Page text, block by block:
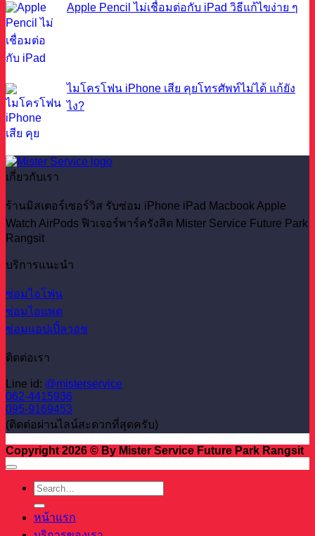
Apple Pencil ไม่เชื่อมต่อกับ iPad วิธีแก้ไขง่าย ๆ
ไมโครโฟน iPhone เสีย คุยโทรศัพท์ไม่ได้ แก้ยัง
ไง?
เกี่ยวกับเรา
ร้านมิสเตอร์เซอร์วิส รับซ่อม iPhone iPad Macbook Apple
Watch AirPods ฟิวเจอร์พาร์ครังสิต Mister Service Future Park
Rangsit
บริการแนะนำ
ซ่อมไอโฟน
ซ่อมไอแพด
ซ่อมแอปเปิ้ลวอช
ติดต่อเรา
Line id: @misterservice
062-4415936
095-9169453
(ติดต่อผ่านไลน์สะดวกที่สุดครับ)
Copyright 2026 © By Mister Service Future Park Rangsit
หน้าแรก